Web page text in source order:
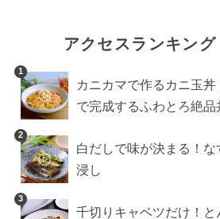
アクセスランキング
1
カニカマで作るカニ玉丼
で完成するふわとろ絶品
2
白だしで味が決まる！な
浸し
3
千切りキャベツだけ！と